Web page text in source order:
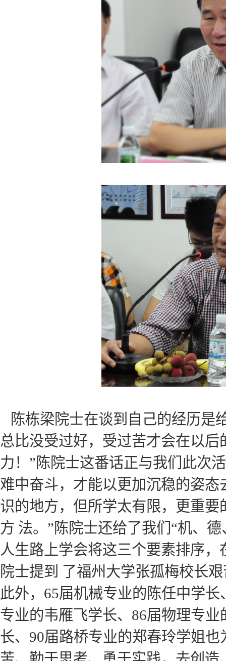
陈栋梁院士在谈到自己的经历是
总比没受过好，受过苦才会在以
力！”陈院士这番话正与我们此次
难中奋斗，才能以更加沉稳的姿
识的地方，但所学太有限，更重
方 法。”陈院士还给了我们“机、
人生路上学会将这三个要素排序
院士提到 了福州大学张孤梅校长
此外，65届机械专业的陈任中学
专业的韦雁飞学长、86届物理专
长、90届路桥专业的郑春玲学姐